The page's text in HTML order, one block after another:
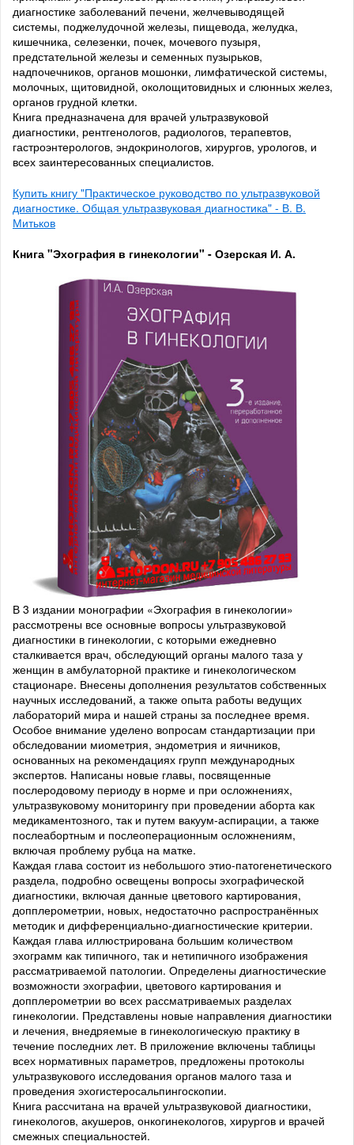
диагностике заболеваний печени, желчевыводящей
системы, поджелудочной железы, пищевода, желудка,
кишечника, селезенки, почек, мочевого пузыря,
предстательной железы и семенных пузырьков,
надпочечников, органов мошонки, лимфатической системы,
молочных, щитовидной, околощитовидных и слюнных желез,
органов грудной клетки.
Книга предназначена для врачей ультразвуковой
диагностики, рентгенологов, радиологов, терапевтов,
гастроэнтерологов, эндокринологов, хирургов, урологов, и
всех заинтересованных специалистов.
Купить книгу "Практическое руководство по ультразвуковой
диагностике. Общая ультразвуковая диагностика" - В. В.
Митьков
Книга "Эхография в гинекологии" - Озерская И. А.
В 3 издании монографии «Эхография в гинекологии»
рассмотрены все основные вопросы ультразвуковой
диагностики в гинекологии, с которыми ежедневно
сталкивается врач, обследующий органы малого таза у
женщин в амбулаторной практике и гинекологическом
стационаре. Внесены дополнения результатов собственных
научных исследований, а также опыта работы ведущих
лабораторий мира и нашей страны за последнее время.
Особое внимание уделено вопросам стандартизации при
обследовании миометрия, эндометрия и яичников,
основанных на рекомендациях групп международных
экспертов. Написаны новые главы, посвященные
послеродовому периоду в норме и при осложнениях,
ультразвуковому мониторингу при проведении аборта как
медикаментозного, так и путем вакуум-аспирации, а также
послеабортным и послеоперационным осложнениям,
включая проблему рубца на матке.
Каждая глава состоит из небольшого этио-патогенетического
раздела, подробно освещены вопросы эхографической
диагностики, включая данные цветового картирования,
допплерометрии, новых, недостаточно распространённых
методик и дифференциально-диагностические критерии.
Каждая глава иллюстрирована большим количеством
эхограмм как типичного, так и нетипичного изображения
рассматриваемой патологии. Определены диагностические
возможности эхографии, цветового картирования и
допплерометрии во всех рассматриваемых разделах
гинекологии. Представлены новые направления диагностики
и лечения, внедряемые в гинекологическую практику в
течение последних лет. В приложение включены таблицы
всех нормативных параметров, предложены протоколы
ультразвукового исследования органов малого таза и
проведения эхогистеросальпингоскопии.
Книга рассчитана на врачей ультразвуковой диагностики,
гинекологов, акушеров, онкогинекологов, хирургов и врачей
смежных специальностей.